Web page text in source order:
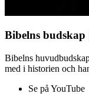
Bibelns budskap
Bibelns
med i historien och
Se på YouTube